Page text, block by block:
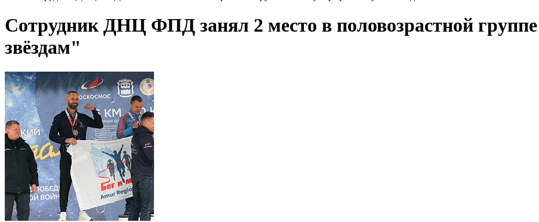
Сотрудник ДНЦ ФПД занял 2 место в половозрастной
звёздам"